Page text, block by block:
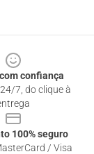
confiança
7, do clique à
100% seguro
/ Visa